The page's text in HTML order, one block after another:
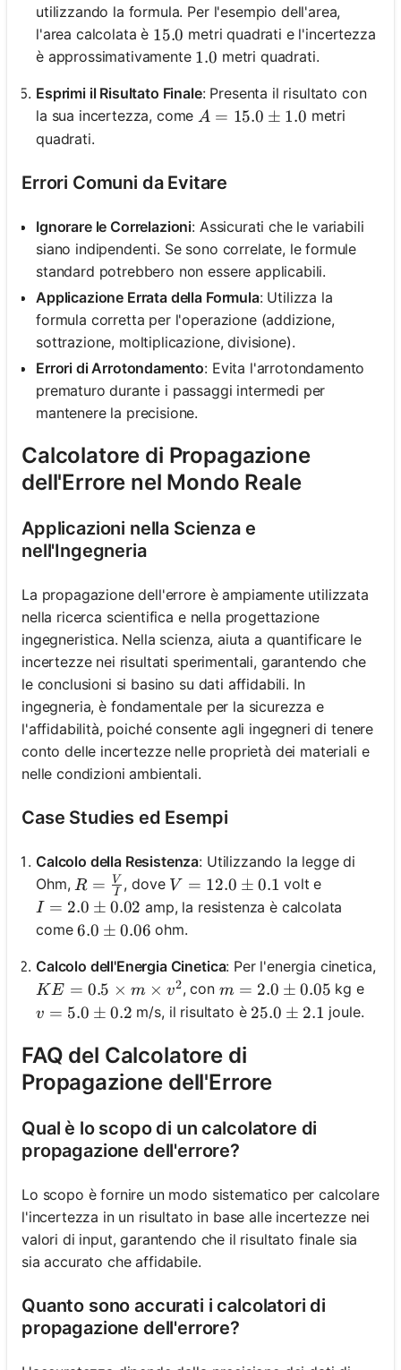
utilizzando la formula. Per l'esempio dell'area,
l'area calcolata è 15.0
15.0 metri quadrati e l'incertezza
è approssimativamente 1.0
1.0 metri quadrati.
Esprimi il Risultato Finale: Presenta il risultato con
la sua incertezza, come A = 15.0 \pm 1.0
A = 15.0 ± 1.0 metri
quadrati.
Errori Comuni da Evitare
Ignorare le Correlazioni: Assicurati che le variabili
siano indipendenti. Se sono correlate, le formule
standard potrebbero non essere applicabili.
Applicazione Errata della Formula: Utilizza la
formula corretta per l'operazione (addizione,
sottrazione, moltiplicazione, divisione).
Errori di Arrotondamento: Evita l'arrotondamento
prematuro durante i passaggi intermedi per
mantenere la precisione.
Calcolatore di Propagazione
dell'Errore nel Mondo Reale
Applicazioni nella Scienza e
nell'Ingegneria
La propagazione dell'errore è ampiamente utilizzata
nella ricerca scientifica e nella progettazione
ingegneristica. Nella scienza, aiuta a quantificare le
incertezze nei risultati sperimentali, garantendo che
le conclusioni si basino su dati affidabili. In
ingegneria, è fondamentale per la sicurezza e
l'affidabilità, poiché consente agli ingegneri di tenere
conto delle incertezze nelle proprietà dei materiali e
nelle condizioni ambientali.
Case Studies ed Esempi
Calcolo della Resistenza: Utilizzando la legge di
Ohm, R = \frac{V}{I}
R = I
V , dove V = 12.0 \pm 0.1
V = 12.0 ± 0.1 volt e
I = 2.0 \pm 0.02
I = 2.0 ± 0.02 amp, la resistenza è calcolata
come6.0 \pm 0.06
6.0 ± 0.06 ohm.
Calcolo dell'Energia Cinetica: Per l'energia cinetica,
KE = 0.5 \times m \times v^2
KE = 0.5 × m × v2, con m = 2.0 \pm 0.05
m = 2.0 ± 0.05 kg e
v = 5.0 \pm 0.2
v = 5.0 ± 0.2 m/s, il risultato è 25.0 \pm 2.1
25.0 ± 2.1 joule.
FAQ del Calcolatore di
Propagazione dell'Errore
Qual è lo scopo di un calcolatore di
propagazione dell'errore?
Lo scopo è fornire un modo sistematico per calcolare
l'incertezza in un risultato in base alle incertezze nei
valori di input, garantendo che il risultato finale sia
sia accurato che affidabile.
Quanto sono accurati i calcolatori di
propagazione dell'errore?